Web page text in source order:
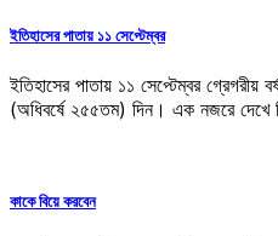
ইতিহাসের পাতায় ১১ সেপ্টেম্বর
ইতিহাসের পাতায় ১১ সেপ্টেম্বর
(অধিবর্ষে ২৫৫তম) দিন। এক নজরে দেখে
কাকে বিয়ে করবেন